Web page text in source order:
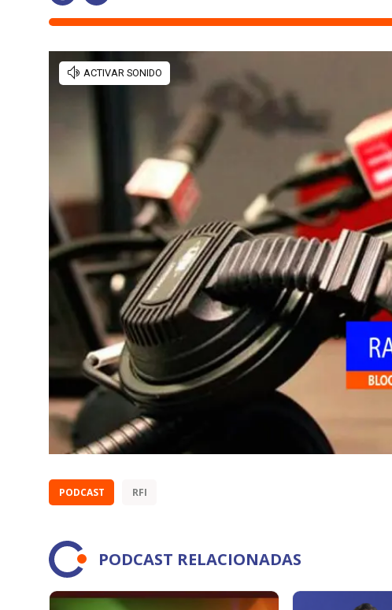
PODCAST RFI
PODCAST RELACIONADAS